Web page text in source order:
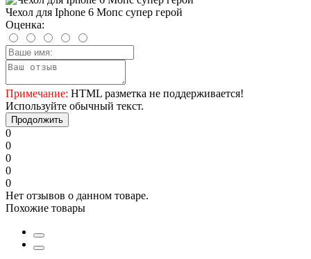
Чехол для Iphone 6 Мопс супер герой
Оценка:
Примечание: HTML разметка не поддерживается!
Используйте обычный текст.
Продолжить
0
0
0
0
0
Нет отзывов о данном товаре.
Похожие товары